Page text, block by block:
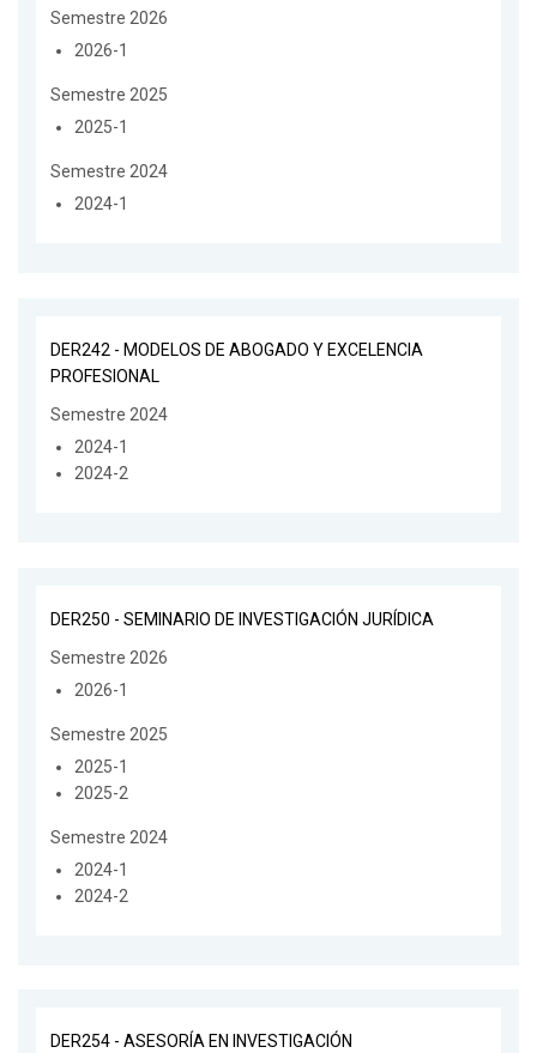
Semestre 2026
2026-1
Semestre 2025
2025-1
Semestre 2024
2024-1
DER242 - MODELOS DE ABOGADO Y EXCELENCIA
PROFESIONAL
Semestre 2024
2024-1
2024-2
DER250 - SEMINARIO DE INVESTIGACIÓN JURÍDICA
Semestre 2026
2026-1
Semestre 2025
2025-1
2025-2
Semestre 2024
2024-1
2024-2
DER254 - ASESORÍA EN INVESTIGACIÓN